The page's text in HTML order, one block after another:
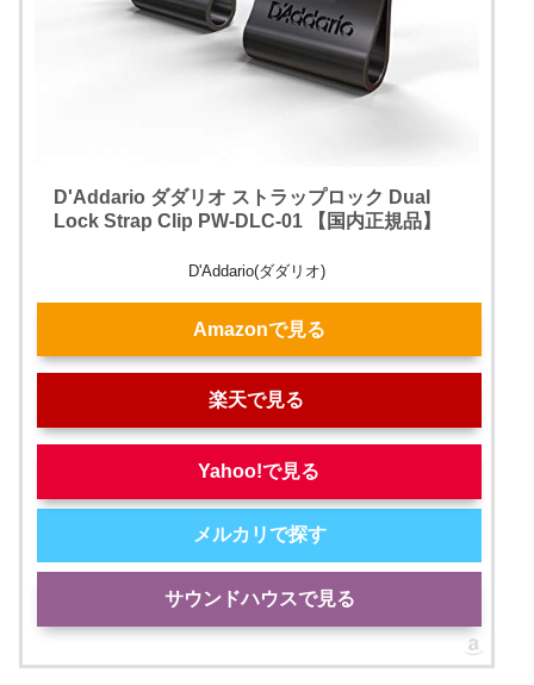
D'Addario ダダリオ ストラップロック Dual
Lock Strap Clip PW-DLC-01 【国内正規品】
D'Addario(ダダリオ)
Amazonで見る
楽天で見る
Yahoo!で見る
メルカリで探す
サウンドハウスで見る